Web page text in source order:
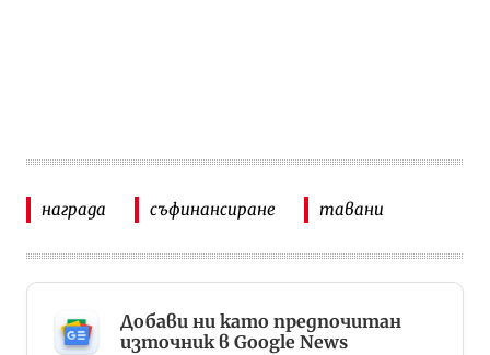
награда съфинансиране тавани
Добави ни като предпочитан
източник в Google News